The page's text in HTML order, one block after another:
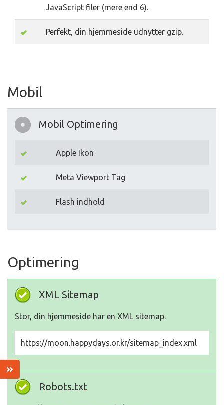
JavaScript filer (mere end 6).
Perfekt, din hjemmeside udnytter gzip.
Mobil
Mobil Optimering
Apple Ikon
Meta Viewport Tag
Flash indhold
Optimering
XML Sitemap
Stor, din hjemmeside har en XML sitemap.
https://moon.happydays.or.kr/sitemap_index.xml
Robots.txt